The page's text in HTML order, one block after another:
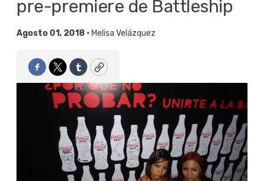
pre-premiere de Battleship
Agosto 01, 2018 • Melisa Velázquez
Facebook
TwitterTumblrCopy